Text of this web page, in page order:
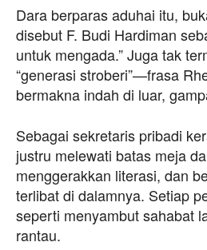
Dara berparas aduhai itu,
disebut F. Budi Hardiman
untuk mengada.” Juga tak
“generasi stroberi”—frasa
bermakna indah di luar,
Sebagai sekretaris pribadi
justru melewati batas meja
menggerakkan literasi, dan
terlibat di dalamnya. Setiap
seperti menyambut sahabat
rantau.